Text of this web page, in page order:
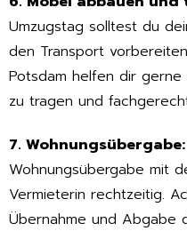
Umzugstag solltest du
den Transport
Potsdam helfen dir
zu tragen und
7. Wohnungsübergabe:
Wohnungsübergabe mit
Vermieterin rechtzeitig.
Übernahme und Abgabe